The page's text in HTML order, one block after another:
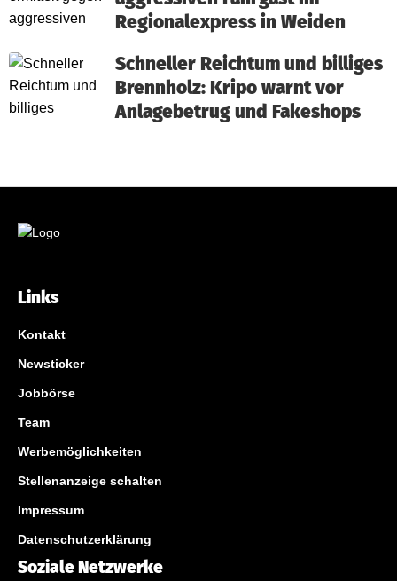
Regionalexpress in Weiden
Schneller Reichtum und billiges
Brennholz: Kripo warnt vor
Anlagebetrug und Fakeshops
Links
Kontakt
Newsticker
Jobbörse
Team
Werbemöglichkeiten
Stellenanzeige schalten
Impressum
Datenschutzerklärung
Soziale Netzwerke